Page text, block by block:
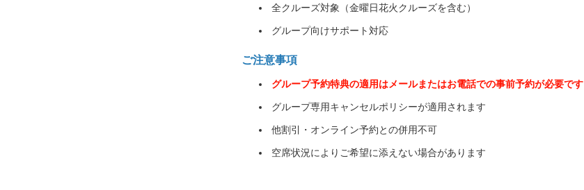
全クルーズ対象（金曜日花火クルーズを含む）
グループ向けサポート対応
ご注意事項
グループ予約特典の適用はメールまたはお電話での事前予約が必要です
グループ専用キャンセルポリシーが適用されます
他割引・オンライン予約との併用不可
空席状況によりご希望に添えない場合があります